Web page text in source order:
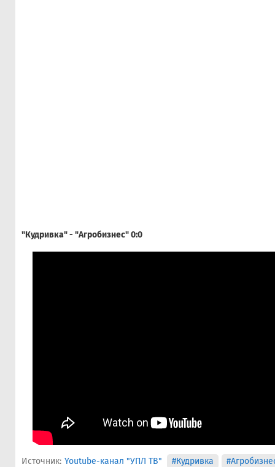
"Кудривка" - "Агробизнес" 0:0
Источник: Youtube-канал "УПЛ ТВ" #Кудривка